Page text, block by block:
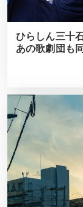
ひらしん三十
あの歌劇団も